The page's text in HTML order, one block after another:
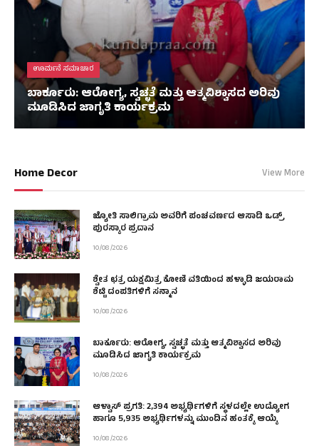
ಊರ್ಮನೆ ಸಮಾಚಾರ
ಬಾರ್ಕೂರು: ಆರೋಗ್ಯ, ಸ್ವಚ್ಛತೆ ಮತ್ತು ಆತ್ಮವಿಶ್ವಾಸದ ಅರಿವು
ಮೂಡಿಸಿದ ಜಾಗೃತಿ ಕಾರ್ಯಕ್ರಮ
Home Decor View More
ಜ್ಯೋತಿ ಸಾಲಿಗ್ರಾಮ ಅವರಿಗೆ ಪಂಚವರ್ಣದ ಆಸಾಡಿ ಒಡ್ರ್
ಪುರಸ್ಕಾರ ಪ್ರದಾನ
10/08/2026
ಶ್ವೇತ ಛತ್ರ ಯಕ್ಷಮಿತ್ರ ಕೋಣಿ ವತಿಯಿಂದ ಹಳ್ಳಾಡಿ ಜಯರಾಮ
ಶೆಟ್ಟಿ ದಂಪತಿಗಳಿಗೆ ಸನ್ಮಾನ
10/08/2026
ಬಾರ್ಕೂರು: ಆರೋಗ್ಯ, ಸ್ವಚ್ಛತೆ ಮತ್ತು ಆತ್ಮವಿಶ್ವಾಸದ ಅರಿವು
ಮೂಡಿಸಿದ ಜಾಗೃತಿ ಕಾರ್ಯಕ್ರಮ
10/08/2026
ಆಳ್ವಾಸ್ ಪ್ರಗತಿ: 2,394 ಅಭ್ಯರ್ಥಿಗಳಿಗೆ ಸ್ಥಳದಲ್ಲೇ ಉದ್ಯೋಗ
ಹಾಗೂ 5,935 ಅಭ್ಯರ್ಥಿಗಳನ್ನು ಮುಂದಿನ ಹಂತಕ್ಕೆ ಆಯ್ಕೆ
10/08/2026